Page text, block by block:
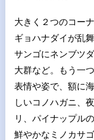
大きく２つのコー
ギョハナダイが乱
サンゴにネンブツ
大群など。もう一
表情や姿で、額に
しいコノハガニ、
リ、パイナップル
鮮やかなミノカサ